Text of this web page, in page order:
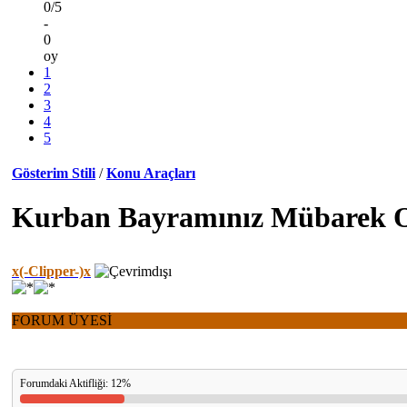
0/5
-
0
oy
1
2
3
4
5
Gösterim Stili / Konu Araçları
Kurban Bayramınız Mübarek
x(-Clipper-)x
FORUM ÜYESİ
Forumdaki Aktifliği: 12%